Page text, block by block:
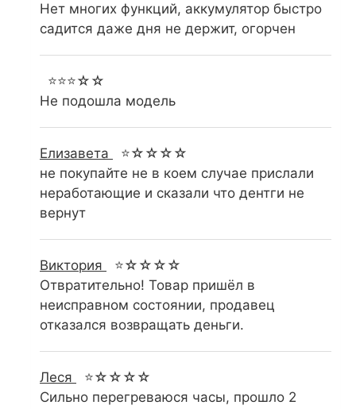
Нет многих функций, аккумулятор быстро
садится даже дня не держит, огорчен
⭐⭐⭐☆☆
Не подошла модель
Елизавета
⭐☆☆☆☆
не покупайте не в коем случае прислали
неработающие и сказали что дентги не
вернут
Виктория
⭐☆☆☆☆
Отвратительно! Товар пришёл в
неисправном состоянии, продавец
отказался возвращать деньги.
Леся
⭐☆☆☆☆
Сильно перегреваюся часы, прошло 2